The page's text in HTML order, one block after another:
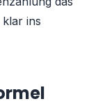
ins